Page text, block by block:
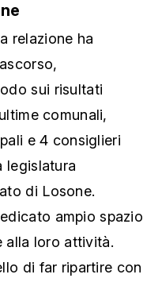
relazione ha
sui risultati
comunali,
e 4 consiglieri
legislatura
di Losone.
ampio spazio
alla loro attività.
di far ripartire con